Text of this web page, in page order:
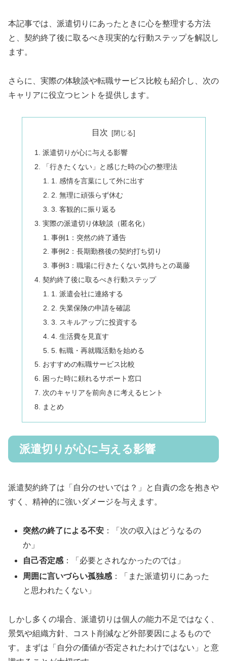
本記事では、派遣切りにあったときに心を整理する方法
と、契約終了後に取るべき現実的な行動ステップを解説し
ます。
さらに、実際の体験談や転職サービス比較も紹介し、次の
キャリアに役立つヒントを提供します。
目次
派遣切りが心に与える影響
「行きたくない」と感じた時の心の整理法
1. 感情を言葉にして外に出す
2. 無理に頑張らず休む
3. 客観的に振り返る
実際の派遣切り体験談（匿名化）
事例1：突然の終了通告
事例2：長期勤務後の契約打ち切り
事例3：職場に行きたくない気持ちとの葛藤
契約終了後に取るべき行動ステップ
1. 派遣会社に連絡する
2. 失業保険の申請を確認
3. スキルアップに投資する
4. 生活費を見直す
5. 転職・再就職活動を始める
おすすめの転職サービス比較
困った時に頼れるサポート窓口
次のキャリアを前向きに考えるヒント
まとめ
派遣切りが心に与える影響
派遣契約終了は「自分のせいでは？」と自責の念を抱きや
すく、精神的に強いダメージを与えます。
突然の終了による不安 ：「次の収入はどうなるの
か」
自己否定感 ：「必要とされなかったのでは」
周囲に言いづらい孤独感 ：「また派遣切りにあった
と思われたくない」
しかし多くの場合、派遣切りは個人の能力不足ではなく、
景気や組織方針、コスト削減など外部要因によるもので
す。まずは「自分の価値が否定されたわけではない」と意